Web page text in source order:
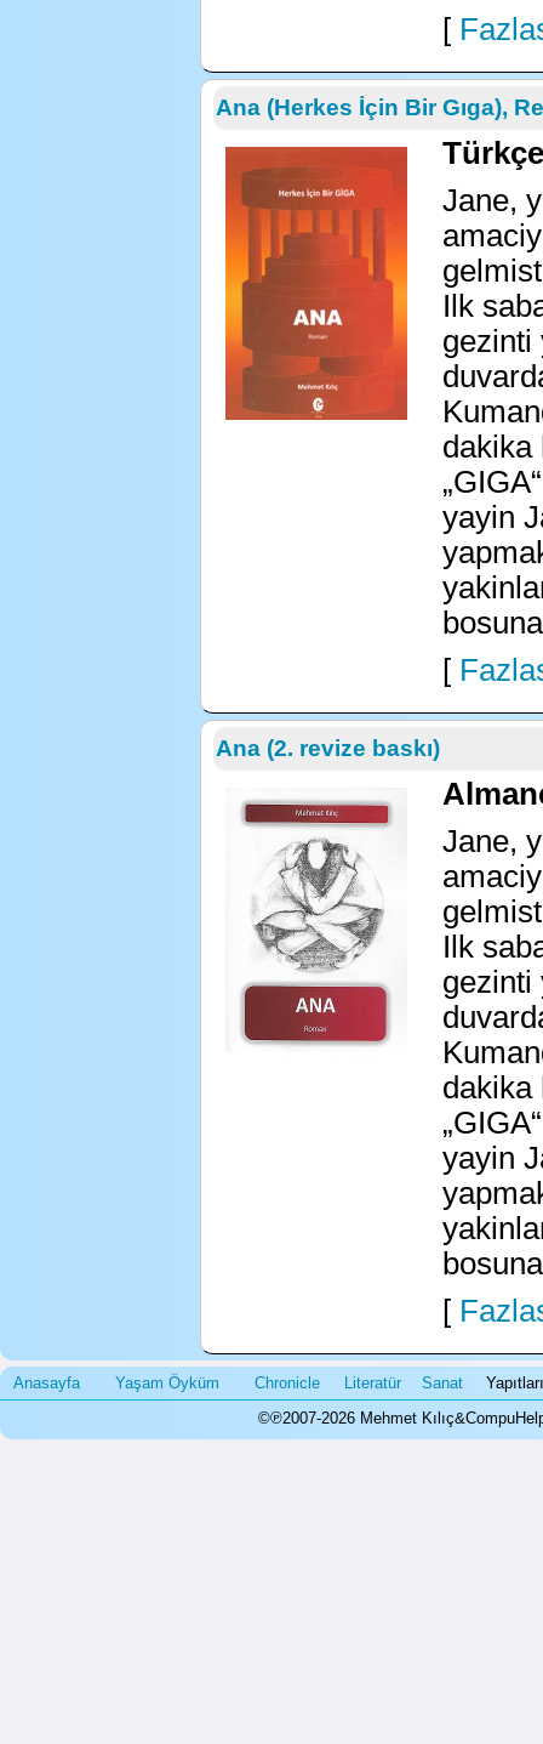
[
Ana (Herkes İçin Bir Gıga),
Jane,
Ilk
gezinti
dakika
yayin
[
Ana (2. revize baskı)
Jane,
Ilk
gezinti
dakika
yayin
[
Anasayfa Yaşam Öyküm Chronicle Literatür Sanat
©℗2007-2026 Mehmet